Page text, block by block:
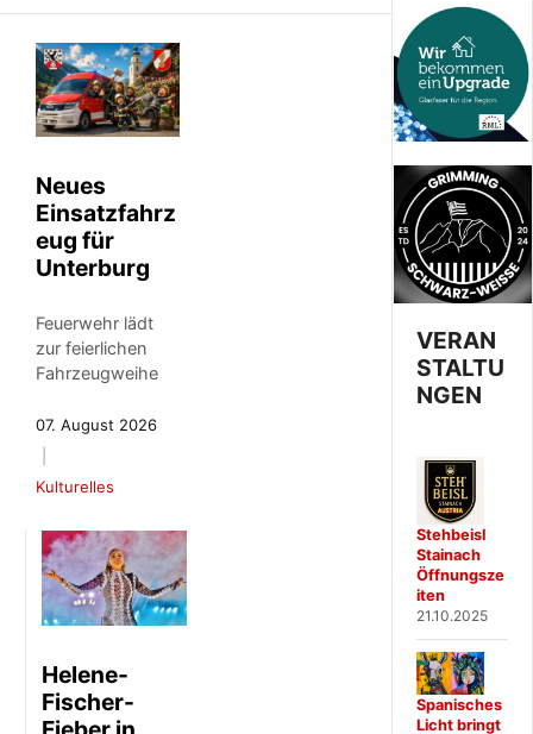
Neues
Einsatzfahrz
eug für
Unterburg
Feuerwehr lädt
zur feierlichen
Fahrzeugweihe
07. August 2026
Kulturelles
Helene-
Fischer-
VERAN
STALTU
NGEN
Stehbeisl
Stainach
Öffnungsze
iten
21.10.2025
Spanisches
Licht bringt